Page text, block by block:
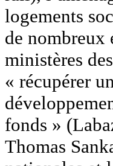
logements
de nombreux
ministères
« récupérer
fonds »
Thomas